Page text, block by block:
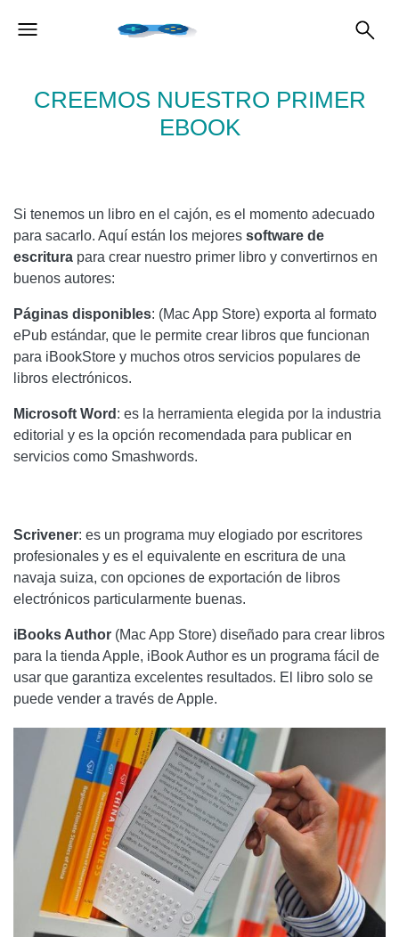
CREEMOS NUESTRO PRIMER
EBOOK
Si tenemos un libro en el cajón, es el momento adecuado
para sacarlo. Aquí están los mejores software de
escritura para crear nuestro primer libro y convertirnos en
buenos autores:
Páginas disponibles: (Mac App Store) exporta al formato
ePub estándar, que le permite crear libros que funcionan
para iBookStore y muchos otros servicios populares de
libros electrónicos.
Microsoft Word : es la herramienta elegida por la industria
editorial y es la opción recomendada para publicar en
servicios como Smashwords.
Scrivener: es un programa muy elogiado por escritores
profesionales y es el equivalente en escritura de una
navaja suiza, con opciones de exportación de libros
electrónicos particularmente buenas.
iBooks Author (Mac App Store) diseñado para crear libros
para la tienda Apple, iBook Author es un programa fácil de
usar que garantiza excelentes resultados. El libro solo se
puede vender a través de Apple.